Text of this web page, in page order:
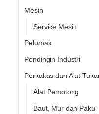
Mesin
Service Mesin
Pelumas
Pendingin Industri
Perkakas dan Alat
Alat Pemotong
Baut, Mur dan Paku